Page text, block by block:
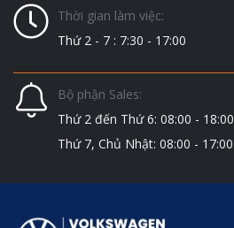
Thời gian làm việc:
Thứ 2 - 7 : 7:30 - 17:00
Bộ phận Sales:
Thứ 2 đến Thứ 6: 08:00 - 18:00
Thứ 7, Chủ Nhật: 08:00 - 17:00